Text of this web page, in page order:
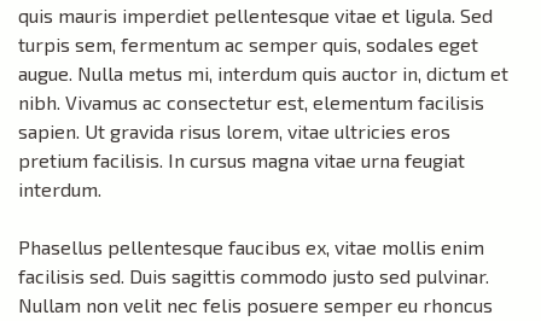
quis mauris imperdiet pellentesque vitae et ligula. Sed
turpis sem, fermentum ac semper quis, sodales eget
augue. Nulla metus mi, interdum quis auctor in, dictum et
nibh. Vivamus ac consectetur est, elementum facilisis
sapien. Ut gravida risus lorem, vitae ultricies eros
pretium facilisis. In cursus magna vitae urna feugiat
interdum.
Phasellus pellentesque faucibus ex, vitae mollis enim
facilisis sed. Duis sagittis commodo justo sed pulvinar.
Nullam non velit nec felis posuere semper eu rhoncus